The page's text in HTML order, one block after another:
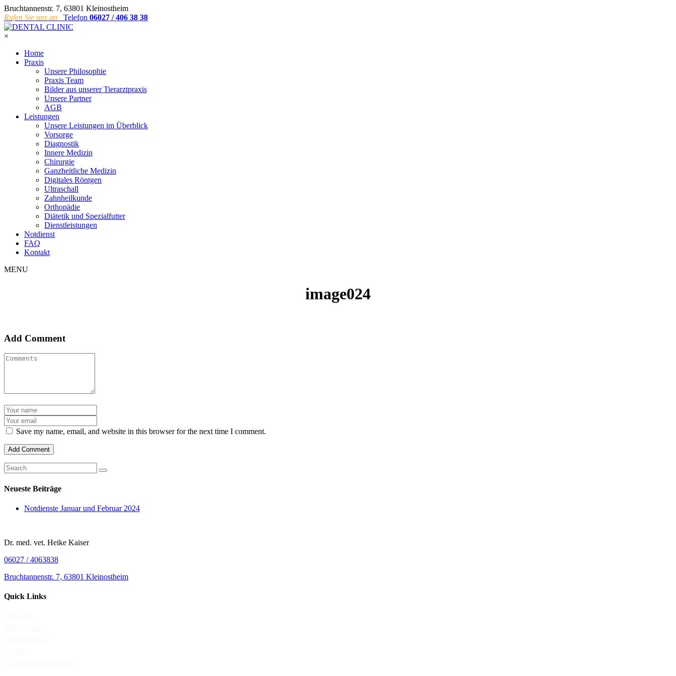
Bruchtannenstr. 7, 63801 Kleinostheim
Rufen Sie uns an
Telefon 06027 / 406 38 38
×
Home
Praxis
Unsere Philosophie
Praxis Team
Bilder aus unserer Tierarztpraxis
Unsere Partner
AGB
Leistungen
Unsere Leistungen im Überblick
Vorsorge
Diagnostik
Innere Medizin
Chirurgie
Ganzheitliche Medizin
Digitales Röntgen
Ultraschall
Zahnheilkunde
Orthopädie
Diätetik und Spezialfutter
Dienstleistungen
Notdienst
FAQ
Kontakt
MENU
image024
Add Comment
Save my name, email, and website in this browser for the next time I comment.
Neueste Beiträge
Notdienste Januar und Februar 2024
Dr. med. vet. Heike Kaiser
06027 / 4063838
Bruchtannenstr. 7, 63801 Kleinostheim
Quick Links